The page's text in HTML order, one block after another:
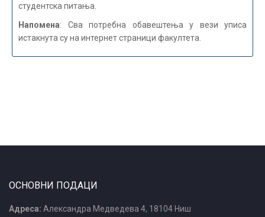
студентска питања.
Напомена: Сва потребна обавештења у вези уписа
истакнута су на интернет страници факултета.
ОСНОВНИ ПОДАЦИ
Адреса: Александра Медведева 4, 18104 Ниш